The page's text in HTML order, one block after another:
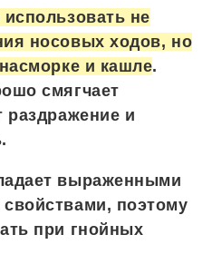
не
носовых ходов, но
и кашле.
смягчает
раздражение и
выраженными
поэтому
при гнойных